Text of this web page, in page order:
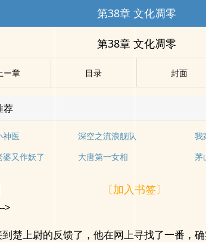
第38章 文化凋零
第38章 文化凋零
ー章 目录 封面
荐
神医 深空之流浪舰队
我
又作妖了
大唐第一女相 茅
〔加入书签〕
>
楚上尉的反馈了，他在网上寻找了一番，